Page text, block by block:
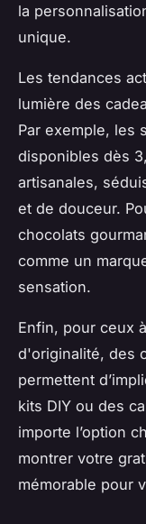
la
unique.
Les tendances
lumière des
Par exemple, les
disponibles dès
artisanales,
et de douceur.
chocolats
comme un
sensation.
Enfin, pour ceux
d'originalité, des
permettent
kits DIY ou des
importe l’option
montrer votre
mémorable pour